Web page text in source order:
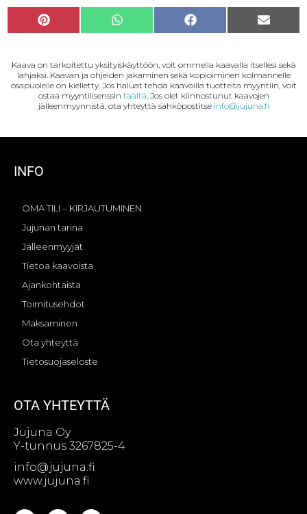
P
t
e
r
e
t
W
t
s
A
p
F
e
b
o
o
S
k
ö
t
Kaava on tarkoitettu yksityiskäyttöön, voit ommella kaavalla itsellesi sekä
lahjaksi. Kaavan ja ohjeiden jakaminen sekä kopioiminen kolmannelle
osapuolelle on kielletty. Jos haluat tehdä kaavoilla tuotteita myyntiin, voit
ostaa myyntilisenssin täältä . Jos olet kiinnostunut kaavojen
jälleenmyynnistä, ota yhteyttä sähköpostitse info@jujuna.fi
INFO
OMA TILI – KIRJAUTUMINEN
Jujunan tarina
Jälleenmyyjät
Tietoa kaavoista
Ajankohtaista
Toimitusehdot
Maksaminen
Ota yhteyttä
Tietosuojaseloste
OTA YHTEYTTÄ
Jujuna Oy
Y-tunnus 3267825-4
info@jujuna.fi
www.jujuna.fi